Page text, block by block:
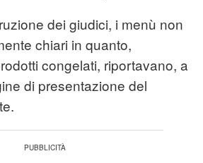
dei giudici, i menù non
chiari in quanto,
congelati, riportavano, a
di presentazione del